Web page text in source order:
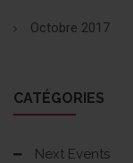
Octobre 2017
CATÉGORIES
Next Events